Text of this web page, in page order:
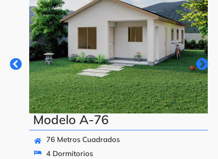
Modelo A-76
76 Metros Cuadrados
4 Dormitorios